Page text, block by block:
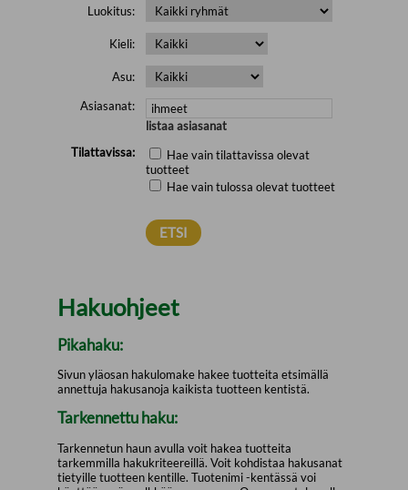
Luokitus:
Kieli:
Asu:
Asiasanat:
listaa asiasanat
Tilattavissa:
Hae vain tilattavissa olevat
tuotteet
Hae vain tulossa olevat tuotteet
Hakuohjeet
Pikahaku:
Sivun yläosan hakulomake hakee tuotteita etsimällä
annettuja hakusanoja kaikista tuotteen kentistä.
Tarkennettu haku:
Tarkennetun haun avulla voit hakea tuotteita
tarkemmilla hakukriteereillä. Voit kohdistaa hakusanat
tietyille tuotteen kentille. Tuotenimi -kentässä voi